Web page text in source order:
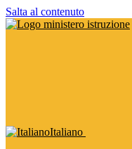
Salta al contenuto
Italiano